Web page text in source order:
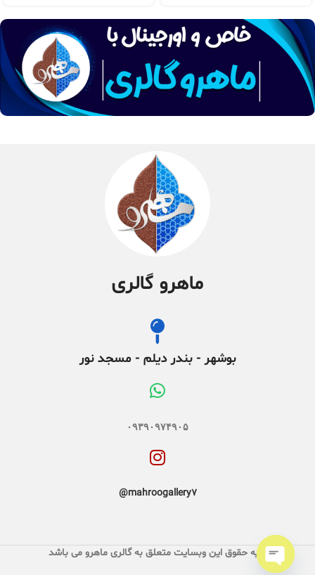
ماهرو گالری
بوشهر - بندر دیلم - مسجد نور
۰۹۳۹۰۹۷۴۹۰۵
mahroogallery7@
کلیه حقوق این وبسایت متعلق به گالری ماهرو می باشد